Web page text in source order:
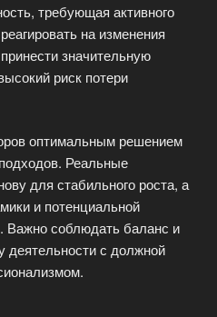
требующая активного
на изменения
значительную
риск потери
оптимальным решением
Реальные
для стабильного роста, а
и потенциальной
Важно соблюдать баланс и
деятельности с должной